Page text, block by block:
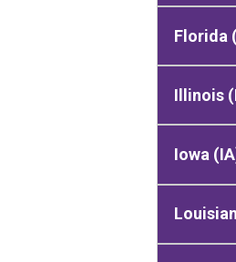
Florida
Illinois
Iowa